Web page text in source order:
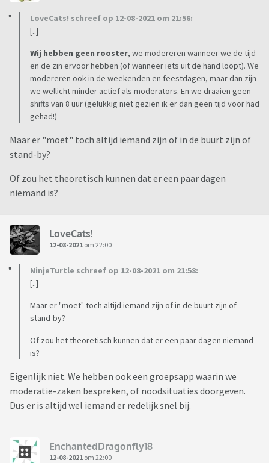
LoveCats! schreef op 12-08-2021 om 21:56:
[..]
Wij hebben geen rooster, we modereren wanneer we de tijd
en de zin ervoor hebben (of wanneer iets uit de hand loopt). We
modereren ook in de weekenden en feestdagen, maar dan zijn
we wellicht minder actief als moderators. En we draaien geen
shifts van 8 uur (gelukkig niet gezien ik er dan geen tijd voor had
gehad!)
Maar er "moet" toch altijd iemand zijn of in de buurt zijn of
stand-by?
Of zou het theoretisch kunnen dat er een paar dagen
niemand is?
LoveCats!
12-08-2021 om 22:00
NinjeTurtle schreef op 12-08-2021 om 21:58:
[..]
Maar er "moet" toch altijd iemand zijn of in de buurt zijn of
stand-by?
Of zou het theoretisch kunnen dat er een paar dagen niemand
is?
Eigenlijk niet. We hebben ook een groepsapp waarin we
moderatie-zaken bespreken, of noodsituaties doorgeven.
Dus er is altijd wel iemand er redelijk snel bij.
EnchantedDragonfly18
12-08-2021 om 22:00